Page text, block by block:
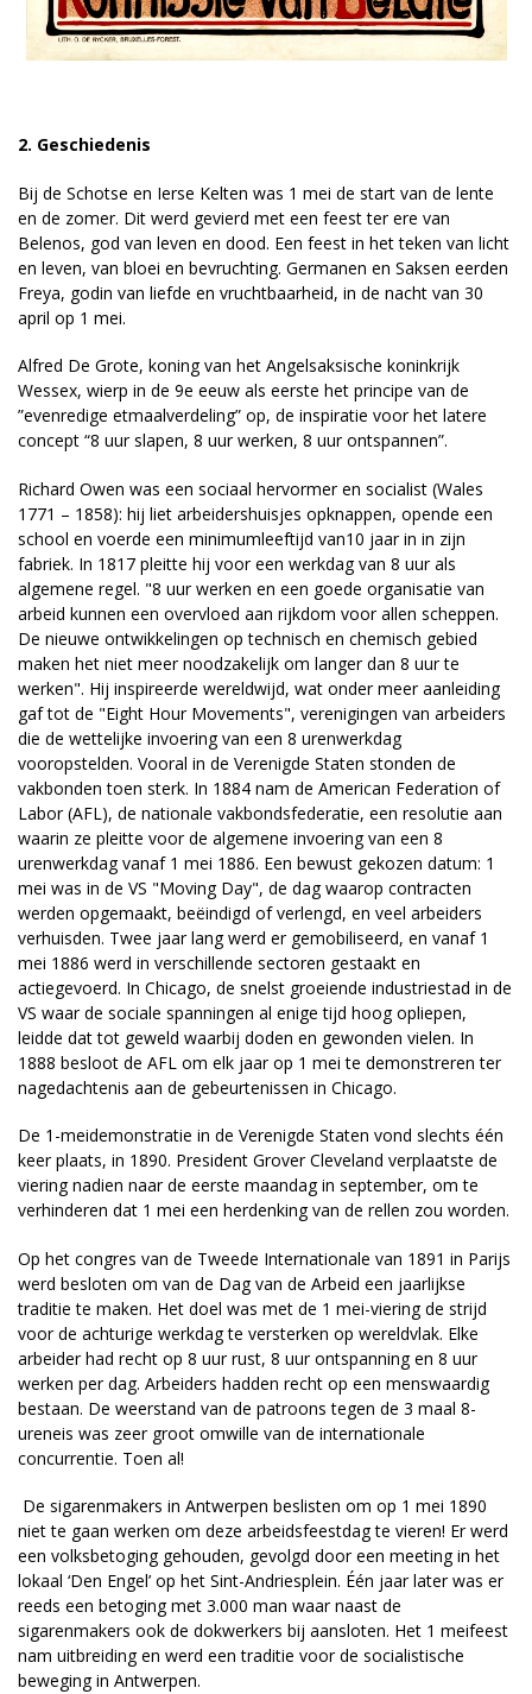
2. Geschiedenis
Bij de Schotse en Ierse Kelten was 1 mei de start van de lente
en de zomer. Dit werd gevierd met een feest ter ere van
Belenos, god van leven en dood. Een feest in het teken van licht
en leven, van bloei en bevruchting. Germanen en Saksen eerden
Freya, godin van liefde en vruchtbaarheid, in de nacht van 30
april op 1 mei.
Alfred De Grote, koning van het Angelsaksische koninkrijk
Wessex, wierp in de 9e eeuw als eerste het principe van de
”evenredige etmaalverdeling” op, de inspiratie voor het latere
concept “8 uur slapen, 8 uur werken, 8 uur ontspannen”.
Richard Owen was een sociaal hervormer en socialist (Wales
1771 – 1858): hij liet arbeidershuisjes opknappen, opende een
school en voerde een minimumleeftijd van10 jaar in in zijn
fabriek. In 1817 pleitte hij voor een werkdag van 8 uur als
algemene regel. "8 uur werken en een goede organisatie van
arbeid kunnen een overvloed aan rijkdom voor allen scheppen.
De nieuwe ontwikkelingen op technisch en chemisch gebied
maken het niet meer noodzakelijk om langer dan 8 uur te
werken". Hij inspireerde wereldwijd, wat onder meer aanleiding
gaf tot de "Eight Hour Movements", verenigingen van arbeiders
die de wettelijke invoering van een 8 urenwerkdag
vooropstelden. Vooral in de Verenigde Staten stonden de
vakbonden toen sterk. In 1884 nam de American Federation of
Labor (AFL), de nationale vakbondsfederatie, een resolutie aan
waarin ze pleitte voor de algemene invoering van een 8
urenwerkdag vanaf 1 mei 1886. Een bewust gekozen datum: 1
mei was in de VS "Moving Day", de dag waarop contracten
werden opgemaakt, beëindigd of verlengd, en veel arbeiders
verhuisden. Twee jaar lang werd er gemobiliseerd, en vanaf 1
mei 1886 werd in verschillende sectoren gestaakt en
actiegevoerd. In Chicago, de snelst groeiende industriestad in de
VS waar de sociale spanningen al enige tijd hoog opliepen,
leidde dat tot geweld waarbij doden en gewonden vielen. In
1888 besloot de AFL om elk jaar op 1 mei te demonstreren ter
nagedachtenis aan de gebeurtenissen in Chicago.
De 1-meidemonstratie in de Verenigde Staten vond slechts één
keer plaats, in 1890. President Grover Cleveland verplaatste de
viering nadien naar de eerste maandag in september, om te
verhinderen dat 1 mei een herdenking van de rellen zou worden.
Op het congres van de Tweede Internationale van 1891 in Parijs
werd besloten om van de Dag van de Arbeid een jaarlijkse
traditie te maken. Het doel was met de 1 mei-viering de strijd
voor de achturige werkdag te versterken op wereldvlak. Elke
arbeider had recht op 8 uur rust, 8 uur ontspanning en 8 uur
werken per dag. Arbeiders hadden recht op een menswaardig
bestaan. De weerstand van de patroons tegen de 3 maal 8-
ureneis was zeer groot omwille van de internationale
concurrentie. Toen al!
De sigarenmakers in Antwerpen beslisten om op 1 mei 1890
niet te gaan werken om deze arbeidsfeestdag te vieren! Er werd
een volksbetoging gehouden, gevolgd door een meeting in het
lokaal ‘Den Engel’ op het Sint-Andriesplein. Één jaar later was er
reeds een betoging met 3.000 man waar naast de
sigarenmakers ook de dokwerkers bij aansloten. Het 1 meifeest
nam uitbreiding en werd een traditie voor de socialistische
beweging in Antwerpen.